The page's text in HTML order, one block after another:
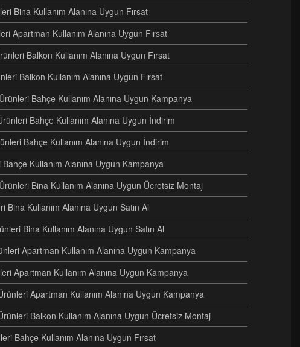
Bina Kullanım Alanına Uygun Fırsat
Apartman Kullanım Alanına Uygun Fırsat
Balkon Kullanım Alanına Uygun Fırsat
Balkon Kullanım Alanına Uygun Fırsat
Bahçe Kullanım Alanına Uygun Kampanya
Bahçe Kullanım Alanına Uygun İndirim
Bahçe Kullanım Alanına Uygun İndirim
Kullanım Alanına Uygun Kampanya
Bina Kullanım Alanına Uygun Ücretsiz Montaj
Kullanım Alanına Uygun Satın Al
Bina Kullanım Alanına Uygun Satın Al
Apartman Kullanım Alanına Uygun Kampanya
Apartman Kullanım Alanına Uygun Kampanya
Apartman Kullanım Alanına Uygun Kampanya
Balkon Kullanım Alanına Uygun Ücretsiz Montaj
Bahçe Kullanım Alanına Uygun Fırsat